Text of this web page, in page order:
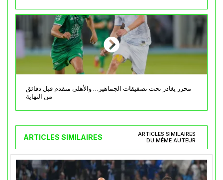
محرز يغادر تحت تصفيقات الجماهير… والأهلي متقدم قبل دقائق
من النهاية
ARTICLES SIMILAIRES
ARTICLES SIMILAIRES
DU MÊME AUTEUR